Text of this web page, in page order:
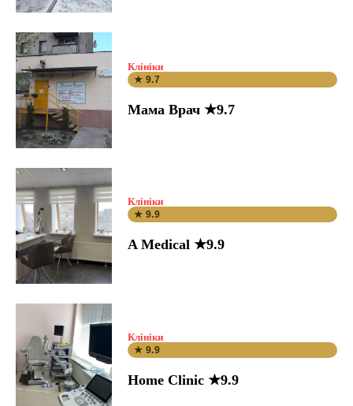
Клініки
★ 9.7
Мама Врач ★9.7
Клініки
★ 9.9
A Medical ★9.9
Клініки
★ 9.9
Home Clinic ★9.9